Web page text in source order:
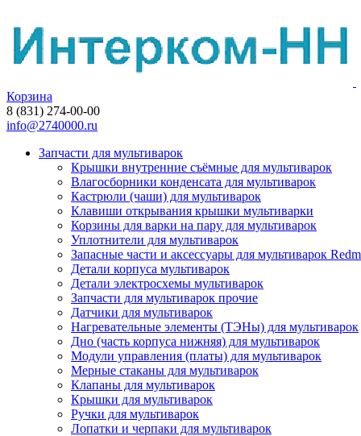
Корзина
8 (831) 274-00-00
info@2740000.ru
Запчасти для мультиварок
Крышки внутренние съёмные для мультиварок
Влагосборники конденсата для мультиварок
Кастрюли (чаши) для мультиварок
Клавиши открывания крышки мультиварки
Корзины для варки на пару для мультиварок
Уплотнители для мультиварок
Запасные части и аксессуары для мультиварок
Детали корпуса мультиварок
Детали электросхемы мультиварок
Запчасти для мультиварок прочие
Датчики для мультиварок
Нагревательные элементы (ТЭНы) для мультиварок
Дно (часть корпуса нижняя) для мультиварок
Модули управления (платы) для мультиварок
Мерные стаканы для мультиварок
Клапаны для мультиварок
Крышки для мультиварок
Ручки для мультиварок
Лопатки и черпаки для мультиварок